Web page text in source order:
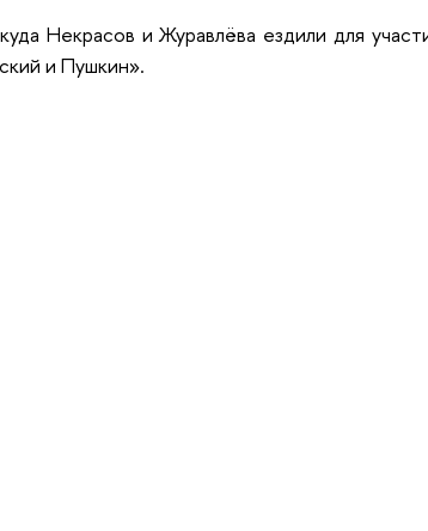
Некрасов и Журавлёва ездили для
и Пушкин».